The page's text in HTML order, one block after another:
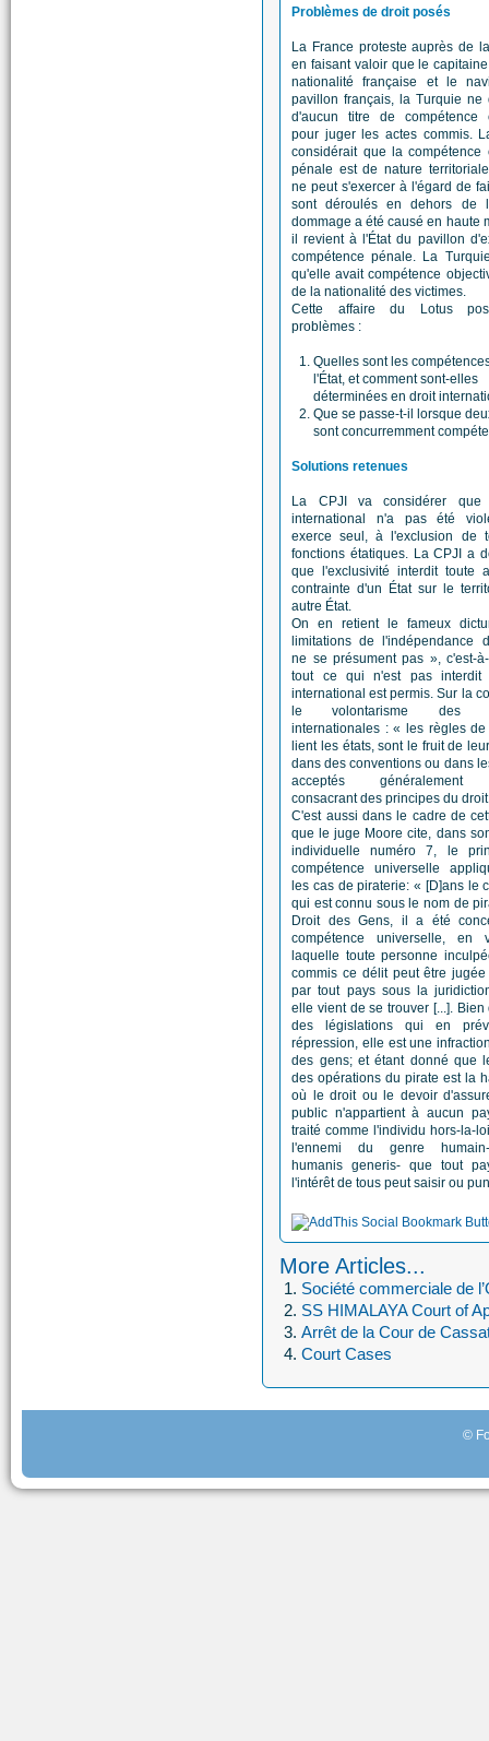
Problèmes de droit posés
La France proteste auprès de
en faisant valoir que le
nationalité française et le
pavillon français, la Turquie ne
d'aucun titre de compétence
pour juger les actes commis.
considérait que la compétence
pénale est de nature
ne peut s'exercer à l'égard de
sont déroulés en dehors de
dommage a été causé en haute
il revient à l'État du pavillon
compétence pénale. La
qu'elle avait compétence
de la nationalité des victimes.
Cette affaire du Lotus
problèmes :
Quelles sont les
l'État, et comment sont-elles
déterminées en droit
Que se passe-t-il lorsque
sont concurremment
Solutions retenues
La CPJI va considérer
international n'a pas été
exerce seul, à l'exclusion de
fonctions étatiques. La CPJI a
que l'exclusivité interdit toute
contrainte d'un État sur le
autre État.
On en retient le fameux
limitations de l'indépendance
ne se présument pas », c'est-
tout ce qui n'est pas interdit
international est permis. Sur la
le volontarisme des
internationales : « les règles
lient les états, sont le fruit de
dans des conventions ou dans
acceptés généralement
consacrant des principes du
C'est aussi dans le cadre de
que le juge Moore cite, dans
individuelle numéro 7, le
compétence universelle
les cas de piraterie: « [D]ans le
qui est connu sous le nom de
Droit des Gens, il a été
compétence universelle, en
laquelle toute personne
commis ce délit peut être
par tout pays sous la
elle vient de se trouver [...]. Bien
des législations qui en
répression, elle est une
des gens; et étant donné que
des opérations du pirate est la
où le droit ou le devoir
public n'appartient à aucun
traité comme l'individu hors-la-
l'ennemi du genre
humanis generis- que tout
l'intérêt de tous peut saisir ou
More Articles...
Société commerciale de
SS HIMALAYA Court of
Arrêt de la Cour de
Court Cases
©